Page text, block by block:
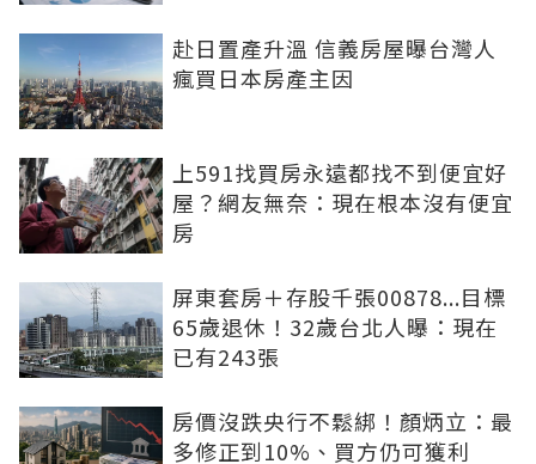
赴日置產升溫 信義房屋曝台灣人
瘋買日本房產主因
上591找買房永遠都找不到便宜好
屋？網友無奈：現在根本沒有便宜
房
屏東套房＋存股千張00878...目標
65歲退休！32歲台北人曝：現在
已有243張
房價沒跌央行不鬆綁！顏炳立：最
多修正到10%、買方仍可獲利